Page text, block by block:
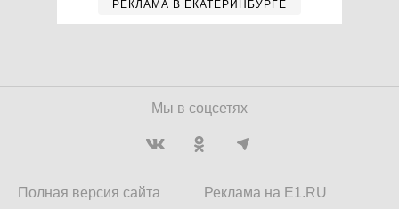
РЕКЛАМА В ЕКАТЕРИНБУРГЕ
Мы в соцсетях
Полная версия сайта
Реклама на E1.RU